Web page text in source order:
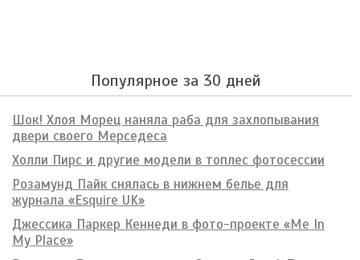
Популярное за 30 дней
Шок! Хлоя Морец наняла раба для захлопывания
двери своего Мерседеса
Холли Пирс и другие модели в топлес фотосессии
Розамунд Пайк снялась в нижнем белье для
журнала «Esquire UK»
Джессика Паркер Кеннеди в фото-проекте «Me In
My Place»